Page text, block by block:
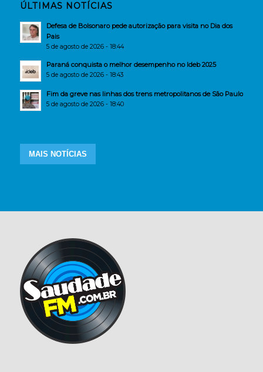
ÚLTIMAS NOTÍCIAS
Defesa de Bolsonaro pede autorização para visita no Dia dos
Pais
5 de agosto de 2026 - 18:44
Paraná conquista o melhor desempenho no Ideb 2025
5 de agosto de 2026 - 18:43
Fim da greve nas linhas dos trens metropolitanos de São Paulo
5 de agosto de 2026 - 18:40
MAIS NOTÍCIAS